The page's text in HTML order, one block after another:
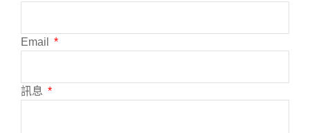
Email
訊息